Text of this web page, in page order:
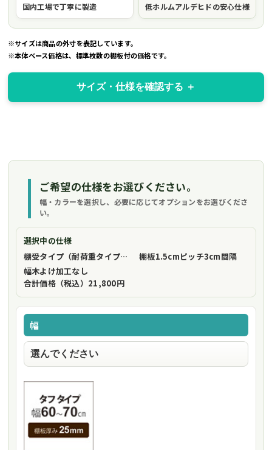
国内工場で丁寧に製造 低ホルムアルデヒドの安心仕様
※サイズは商品の外寸を表記しています。
※本体ベース価格は、標準枚数の棚板付の価格です。
サイズ・仕様を確認する
ご希望の仕様をお選びください。
幅・カラーを選択し、必要に応じてオプションをお選びくださ
い。
選択中の仕様
棚受タイプ（耐荷重タイプ）
フリーストップ棚受（標準仕様）
棚板1.5cmピッチ3cm間隔
幅木よけ加工なし
合計価格（税込） 21,800円
幅